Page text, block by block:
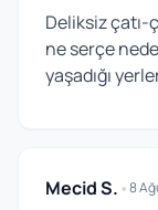
Deliksiz çatı-
ne serçe nede
yaşadığı
Mecid S.•8